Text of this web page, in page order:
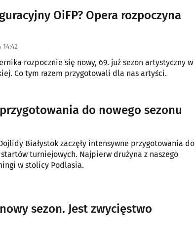
OiFP? Opera rozpoczyna
14:42
rozpocznie się nowy, 69. już sezon artystyczny w
Co tym razem przygotowali dla nas artyści.
do nowego sezonu
Białystok zaczęły intensywne przygotowania do
turniejowych. Najpierw drużyna z naszego
w stolicy Podlasia.
sezon. Jest zwycięstwo